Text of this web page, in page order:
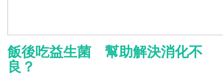
飯後吃益生菌 幫助解決消化不
良？